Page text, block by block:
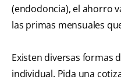
(endodoncia), el ahorro
las primas mensuales
Existen diversas formas
individual. Pida una